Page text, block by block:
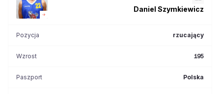
Daniel Szymkiewicz
Pozycja rzucający
Wzrost 195
Paszport Polska